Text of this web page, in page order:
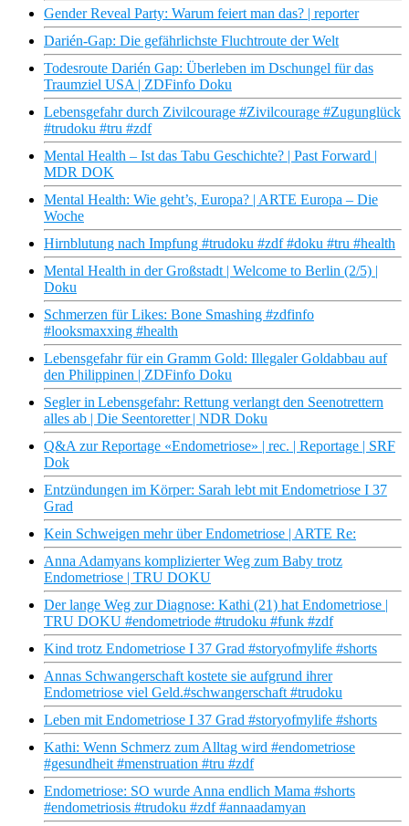
Gender Reveal Party: Warum feiert man das? | reporter
Darién-Gap: Die gefährlichste Fluchtroute der Welt
Todesroute Darién Gap: Überleben im Dschungel für das
Traumziel USA | ZDFinfo Doku
Lebensgefahr durch Zivilcourage #Zivilcourage #Zugunglück
#trudoku #tru #zdf
Mental Health – Ist das Tabu Geschichte? | Past Forward |
MDR DOK
Mental Health: Wie geht’s, Europa? | ARTE Europa – Die
Woche
Hirnblutung nach Impfung #trudoku #zdf #doku #tru #health
Mental Health in der Großstadt | Welcome to Berlin (2/5) |
Doku
Schmerzen für Likes: Bone Smashing #zdfinfo
#looksmaxxing #health
Lebensgefahr für ein Gramm Gold: Illegaler Goldabbau auf
den Philippinen | ZDFinfo Doku
Segler in Lebensgefahr: Rettung verlangt den Seenotrettern
alles ab | Die Seentoretter | NDR Doku
Q&A zur Reportage «Endometriose» | rec. | Reportage | SRF
Dok
Entzündungen im Körper: Sarah lebt mit Endometriose I 37
Grad
Kein Schweigen mehr über Endometriose | ARTE Re:
Anna Adamyans komplizierter Weg zum Baby trotz
Endometriose | TRU DOKU
Der lange Weg zur Diagnose: Kathi (21) hat Endometriose |
TRU DOKU #endometriode #trudoku #funk #zdf
Kind trotz Endometriose I 37 Grad #storyofmylife #shorts
Annas Schwangerschaft kostete sie aufgrund ihrer
Endometriose viel Geld.#schwangerschaft #trudoku
Leben mit Endometriose I 37 Grad #storyofmylife #shorts
Kathi: Wenn Schmerz zum Alltag wird #endometriose
#gesundheit #menstruation #tru #zdf
Endometriose: SO wurde Anna endlich Mama #shorts
#endometriosis #trudoku #zdf #annaadamyan